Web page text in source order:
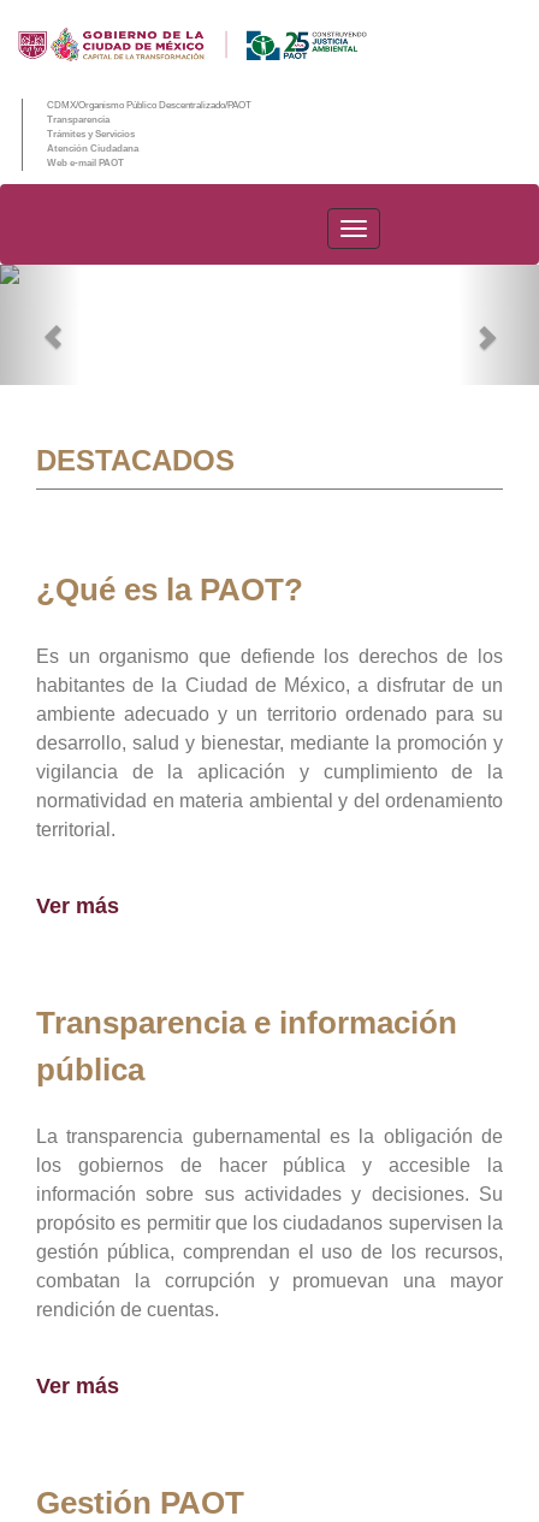
CDMX/Organismo Público Descentralizado/PAOT
Transparencia
Trámites y Servicios
Atención Ciudadana
Web e-mail PAOT
PAOT
DESTACADOS
¿Qué es la PAOT?
Es un organismo que defiende los derechos de los
habitantes de la Ciudad de México, a disfrutar de un
ambiente adecuado y un territorio ordenado para su
desarrollo, salud y bienestar, mediante la promoción y
vigilancia de la aplicación y cumplimiento de la
normatividad en materia ambiental y del ordenamiento
territorial.
Ver más
Transparencia e información
pública
La transparencia gubernamental es la obligación de
los gobiernos de hacer pública y accesible la
información sobre sus actividades y decisiones. Su
propósito es permitir que los ciudadanos supervisen la
gestión pública, comprendan el uso de los recursos,
combatan la corrupción y promuevan una mayor
rendición de cuentas.
Ver más
Gestión PAOT